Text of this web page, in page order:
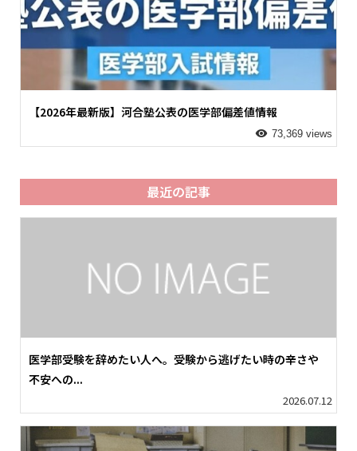
【2026年最新版】河合塾公表の医学部偏差値情報
73,369 views
最近の記事
医学部受験を辞めたい人へ。受験から逃げたい時の辛さや
不安への...
2026.07.12